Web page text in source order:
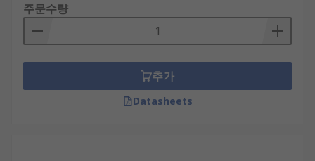
주문수량
추가
Datasheets